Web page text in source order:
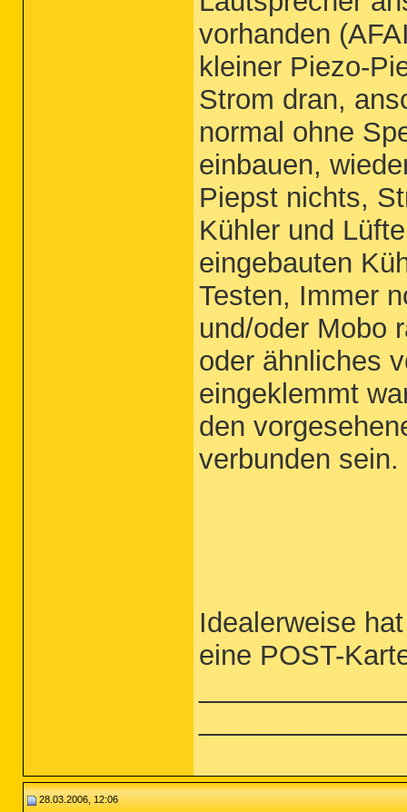
vorhanden
kleiner Piezo-
Strom dran,
normal ohne
einbauen,
Piepst nichts,
Kühler und
eingebauten
Testen, Immer
und/oder Mobo
oder ähnliches
eingeklemmt
den
verbunden sein.
Idealerweise
eine POST-
28.03.2006, 12:06